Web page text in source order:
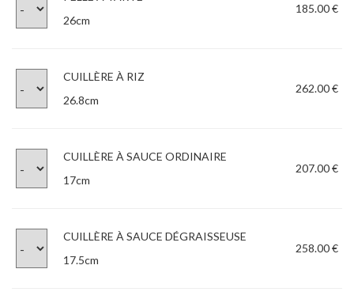
26cm
185.00 €
CUILLÈRE À RIZ
26.8cm
262.00 €
CUILLÈRE À SAUCE ORDINAIRE
17cm
207.00 €
CUILLÈRE À SAUCE DÉGRAISSEUSE
17.5cm
258.00 €